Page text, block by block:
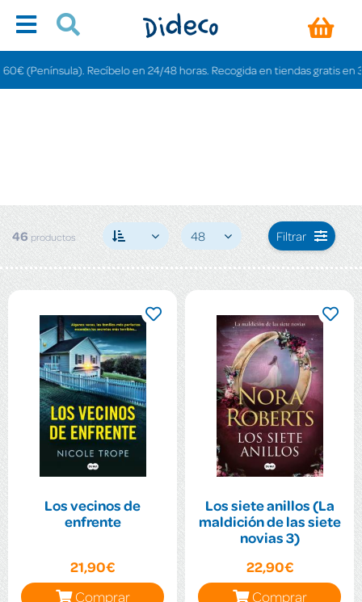
en 24/48 horas. Recogida en tiendas gratis en 3-6 días.
46 productos 48 Filtrar
Los vecinos de
enfrente
21,90€
Comprar
Los siete anillos (La
maldición de las siete
novias 3)
22,90€
Comprar